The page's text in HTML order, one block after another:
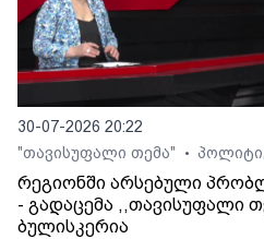
30-07-2026 20:22
"თავისუფალი თემა"
•
რეგიონში არსებული
- გადაცემა ,,თავისუფალი
ბულისკერია